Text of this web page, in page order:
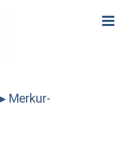
Merkur-